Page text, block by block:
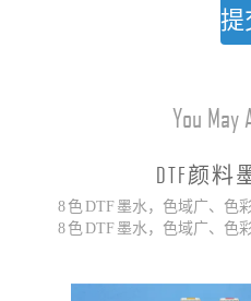
提
You May
DTF颜料
8 色 DTF 墨水，色域广、色
8 色 DTF 墨水，色域广、色